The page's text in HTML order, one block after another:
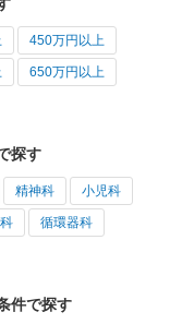
450万円以上
650万円以上
探す
精神科 小児科
循環器科
件で探す